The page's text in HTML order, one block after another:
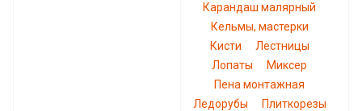
Карандаш малярный
Кельмы, мастерки
Кисти
Лестницы
Лопаты
Миксер
Пена монтажная
Ледорубы
Плиткорезы